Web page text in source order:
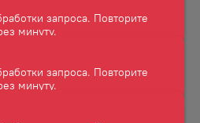
минуту.
запроса. Повторите
минуту.
запроса. Повторите